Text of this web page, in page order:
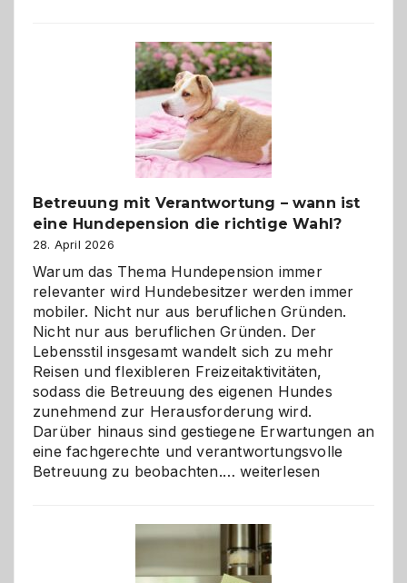
Betreuung mit Verantwortung – wann ist
eine Hundepension die richtige Wahl?
28. April 2026
Warum das Thema Hundepension immer
relevanter wird Hundebesitzer werden immer
mobiler. Nicht nur aus beruflichen Gründen.
Nicht nur aus beruflichen Gründen. Der
Lebensstil insgesamt wandelt sich zu mehr
Reisen und flexibleren Freizeitaktivitäten,
sodass die Betreuung des eigenen Hundes
zunehmend zur Herausforderung wird.
Darüber hinaus sind gestiegene Erwartungen an
eine fachgerechte und verantwortungsvolle
Betreuung zu beobachten.…Betreuung
wann
ist
weiterlesen